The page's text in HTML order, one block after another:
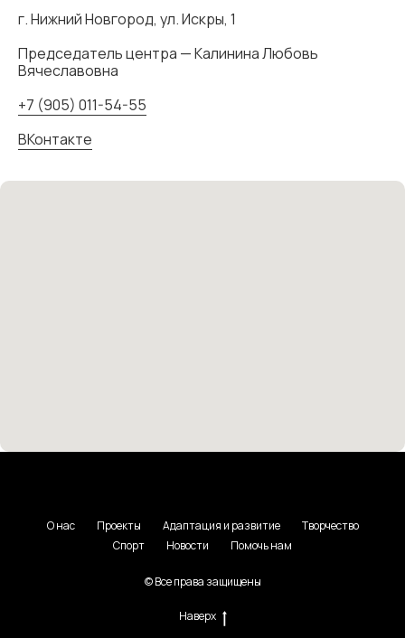
г. Нижний Новгород, ул. Искры, 1
Председатель центра — Калинина Любовь
Вячеславовна
+7 (905) 011-54-55
ВКонтакте
О нас Проекты Адаптация и развитие
Творчество
Спорт
Новости Помочь нам
© Все права защищены
Наверх